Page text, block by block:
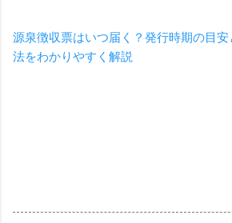
源泉徴収票はいつ届く？発行時期の目
法をわかりやすく解説